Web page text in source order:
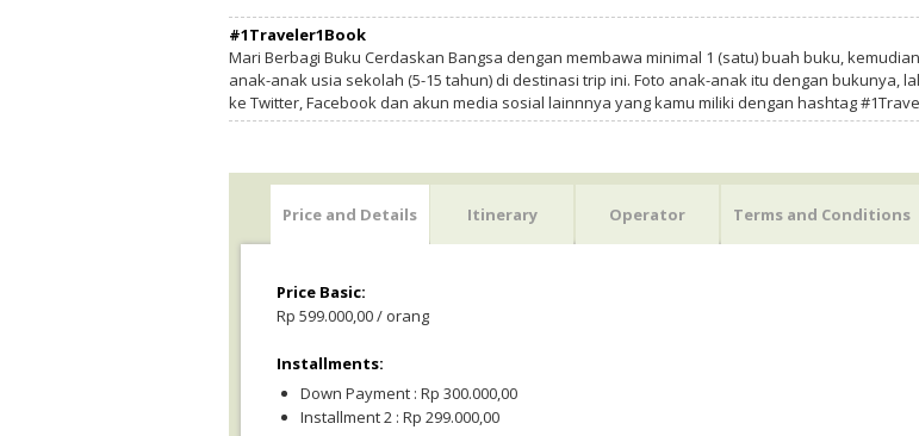
#1Traveler1Book
Mari Berbagi Buku Cerdaskan Bangsa dengan membawa minimal 1 (satu) buah buku,
anak-anak usia sekolah (5-15 tahun) di destinasi trip ini. Foto anak-anak itu dengan bukunya,
ke Twitter, Facebook dan akun media sosial lainnnya yang kamu miliki dengan hashtag
Price and Details Itinerary Operator Terms and Conditions
Price Basic:
Rp 599.000,00 / orang
Installments:
Down Payment : Rp 300.000,00
Installment 2 : Rp 299.000,00